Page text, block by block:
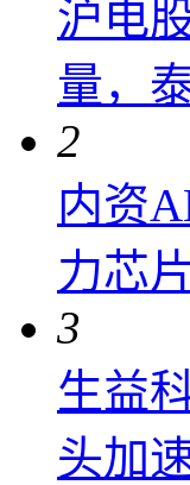
沪电
量，
2
内资
力芯
3
生益
头加